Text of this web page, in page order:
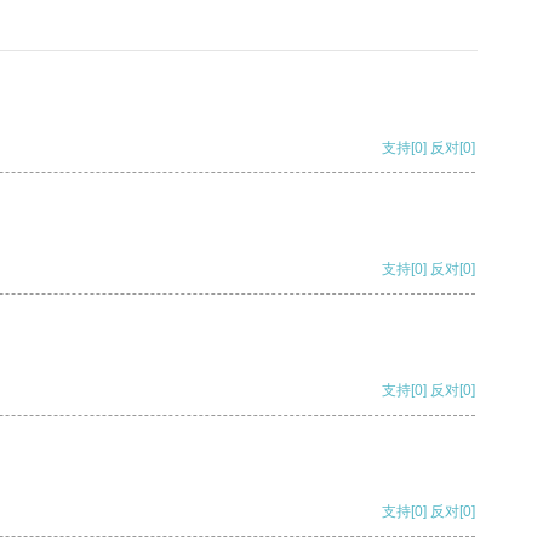
支持[0] 反对[0]
支持[0] 反对[0]
支持[0] 反对[0]
支持[0] 反对[0]